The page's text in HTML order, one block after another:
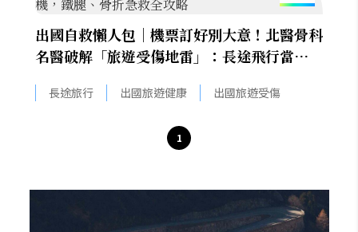
出國自救懶人包｜機票訂好別大意！北醫骨科
名醫破解「旅遊受傷地雷」：長途飛行當心致
長途旅行 出國旅遊健康 出國旅遊受傷
1